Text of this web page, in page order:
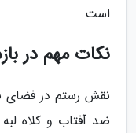
است.
نکات مهم در
نقش رستم در فضای
ضد آفتاب و کلاه